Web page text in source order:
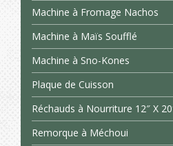
Machine à Fromage Nachos
Machine à Maïs Soufflé
Machine à Sno-Kones
Plaque de Cuisson
Réchauds à Nourriture 12″ X
Remorque à Méchoui